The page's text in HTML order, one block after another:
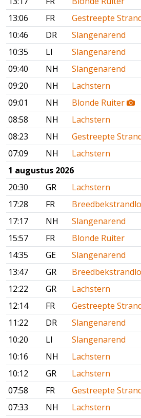
13:06
FR
Gestreepte
10:46
DR
Slangenarend
10:35
LI
Slangenarend
09:40
NH
Slangenarend
09:20
NH
Lachstern
09:01
NH
Blonde Ruiter
08:58
NH
Lachstern
08:23
NH
Gestreepte
07:09
NH
Lachstern
1 augustus 2026
20:30
GR
Lachstern
17:28
FR
17:17
NH
Slangenarend
15:57
FR
Blonde Ruiter
14:35
GE
Slangenarend
13:47
GR
12:22
GR
Lachstern
12:14
FR
Gestreepte
11:22
DR
Slangenarend
10:20
LI
Slangenarend
10:16
NH
Lachstern
10:12
GR
Lachstern
07:58
FR
Gestreepte
07:33
NH
Lachstern